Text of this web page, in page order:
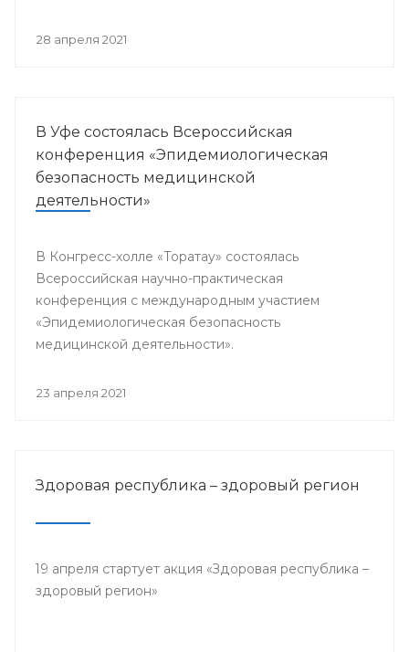
успешного и эффективного лечения.
28 апреля 2021
В Уфе состоялась Всероссийская
конференция «Эпидемиологическая
безопасность медицинской
деятельности»
В Конгресс-холле «Торатау» состоялась
Всероссийская научно-практическая
конференция с международным участием
«Эпидемиологическая безопасность
медицинской деятельности».
23 апреля 2021
Здоровая республика – здоровый регион
19 апреля стартует акция «Здоровая республика –
здоровый регион»